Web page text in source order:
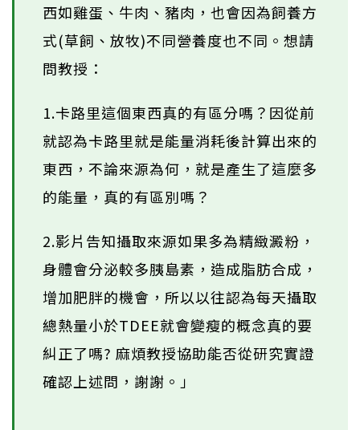
西如雞蛋、牛肉、豬肉，也會因為飼養方
式(草飼、放牧)不同營養度也不同。想請
問教授：
1.卡路里這個東西真的有區分嗎？因從前
就認為卡路里就是能量消耗後計算出來的
東西，不論來源為何，就是產生了這麼多
的能量，真的有區別嗎？
2.影片告知攝取來源如果多為精緻澱粉，
身體會分泌較多胰島素，造成脂肪合成，
增加肥胖的機會，所以以往認為每天攝取
總熱量小於TDEE就會變瘦的概念真的要
糾正了嗎? 麻煩教授協助能否從研究實證
確認上述問，謝謝。」